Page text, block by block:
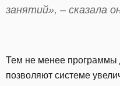
занятий», – сказала
Тем не менее программы
позволяют системе